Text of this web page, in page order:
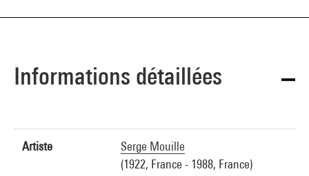
Informations détaillées
Artiste
Serge Mouille
(1922, France - 1988, France)